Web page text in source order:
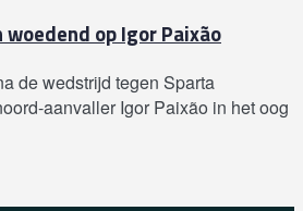
op Igor Paixão
de wedstrijd tegen Sparta
aanvaller Igor Paixão in het oog